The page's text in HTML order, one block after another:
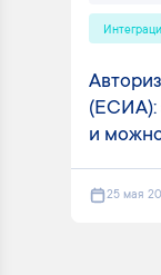
(ЕСИА):
и
25 мая